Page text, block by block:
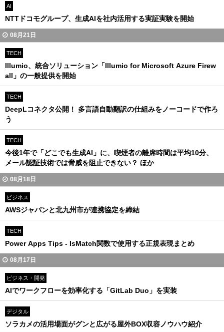
AI
NTTドコモグループ、生成AIを社内活用する実証実験を開始
08月21日
TECH
Illumio、統合ソリューション「Illumio for Microsoft Azure Firew
all」の一般提供を開始
TECH
DeepLコネクタ公開！ 多言語自動翻訳の仕組みをノーコードで作ろ
う
TECH
今後1年で「どこでも生成AI」に、喫煙者の離席時間は平均10分、
メール認証技術では脅威を阻止できない？ ほか
08月18日
ビジネス
AWSジャパンと北九州市が連携協定を締結
TECH
Power Apps Tips - IsMatch関数で使用する正規表現まとめ
08月17日
ビジネス・開発
AIでワークフローを効率化する「GitLab Duo」を実装
デジタル
ソラカメの活用場面がグンと広がる屋外BOX収容ノウハウ紹介